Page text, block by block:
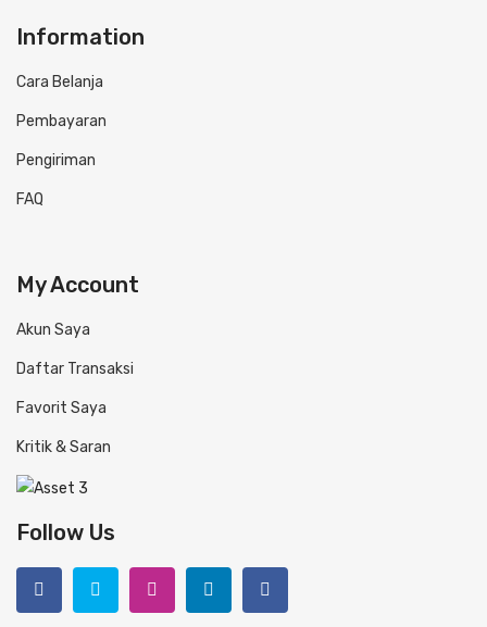
Information
Cara Belanja
Pembayaran
Pengiriman
FAQ
My Account
Akun Saya
Daftar Transaksi
Favorit Saya
Kritik & Saran
Follow Us